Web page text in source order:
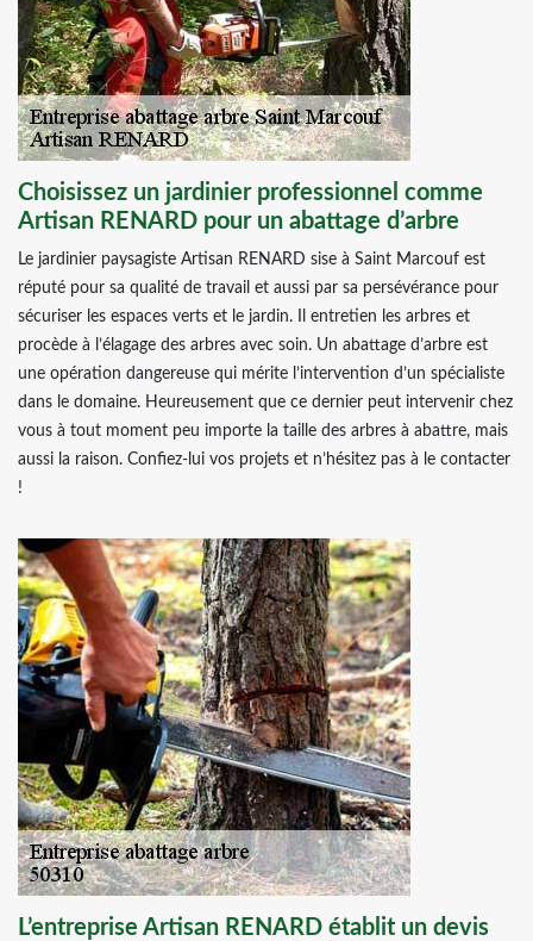
Choisissez un jardinier professionnel comme
Artisan RENARD pour un abattage d’arbre
Le jardinier paysagiste Artisan RENARD sise à Saint Marcouf est
réputé pour sa qualité de travail et aussi par sa persévérance pour
sécuriser les espaces verts et le jardin. Il entretien les arbres et
procède à l’élagage des arbres avec soin. Un abattage d’arbre est
une opération dangereuse qui mérite l’intervention d’un spécialiste
dans le domaine. Heureusement que ce dernier peut intervenir chez
vous à tout moment peu importe la taille des arbres à abattre, mais
aussi la raison. Confiez-lui vos projets et n’hésitez pas à le contacter
!
L’entreprise Artisan RENARD établit un devis